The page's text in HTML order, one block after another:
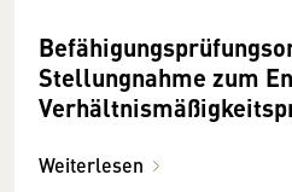
Stellungnahme zum
Weiterlesen